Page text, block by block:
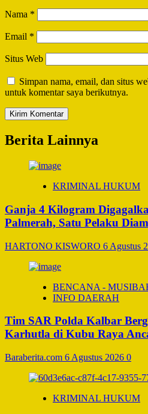
Nama *
Email *
Situs Web
Simpan nama, email, dan situs
untuk komentar saya berikutnya.
Berita Lainnya
KRIMINAL HUKUM
Ganja 4 Kilogram
Palmerah, Satu Pelaku
HARTONO KISWORO 6 Agustus
BENCANA -
INFO DAERAH
Tim SAR Polda Kalbar
Karhutla di Kubu Raya
Baraberita.com 6 Agustus 2026 0
KRIMINAL HUKUM